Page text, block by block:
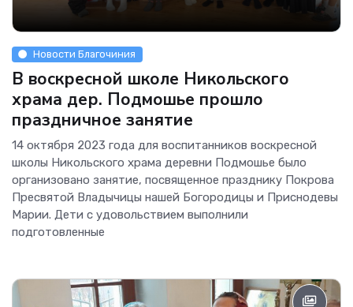
Новости Благочиния
В воскресной школе Никольского
храма дер. Подмошье прошло
праздничное занятие
14 октября 2023 года для воспитанников воскресной
школы Никольского храма деревни Подмошье было
организовано занятие, посвященное празднику Покрова
Пресвятой Владычицы нашей Богородицы и Приснодевы
Марии. Дети с удовольствием выполнили
подготовленные